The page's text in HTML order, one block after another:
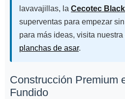
lavavajillas, la Cecotec
superventas para empezar
para más ideas, visita nuestra
planchas de asar.
Construcción Premium
Fundido